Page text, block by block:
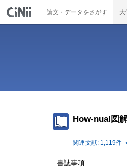
論文・データをさがす 大
How-nual図
関連文献: 1,119件
書誌事項